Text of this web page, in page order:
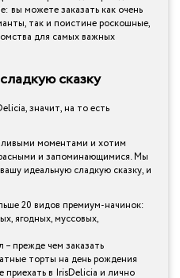
вы можете заказать как очень
так и поистине роскошные,
для самых важных
сказку
значит, на то есть
моментами и хотим
и запоминающимися. Мы
идеальную сладкую сказку, и
20 видов премиум-начинок:
ягодных, муссовых,
– прежде чем заказать
торты на день рождения
в IrisDelicia и лично